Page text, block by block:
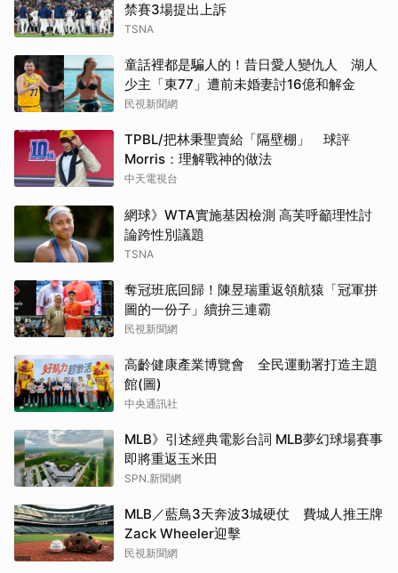
禁賽3場提出上訴
TSNA
童話裡都是騙人的！昔日愛人變仇人 湖人
少主「東77」遭前未婚妻討16億和解金
民視新聞網
TPBL/把林秉聖賣給「隔壁棚」 球評
Morris：理解戰神的做法
中天電視台
網球》WTA實施基因檢測 高芙呼籲理性討
論跨性別議題
TSNA
奪冠班底回歸！陳昱瑞重返領航猿「冠軍拼
圖的一份子」續拚三連霸
民視新聞網
高齡健康產業博覽會 全民運動署打造主題
館(圖)
中央通訊社
MLB》引述經典電影台詞 MLB夢幻球場賽事
即將重返玉米田
SPN.新聞網
MLB／藍鳥3天奔波3城硬仗 費城人推王牌
Zack Wheeler迎擊
民視新聞網